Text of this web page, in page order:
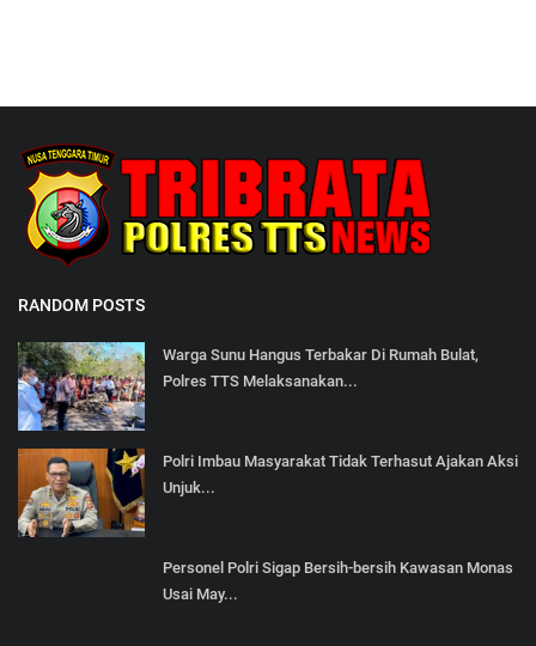
RANDOM POSTS
Warga Sunu Hangus Terbakar Di Rumah Bulat,
Polres TTS Melaksanakan...
Polri Imbau Masyarakat Tidak Terhasut Ajakan Aksi
Unjuk...
Personel Polri Sigap Bersih-bersih Kawasan Monas
Usai May...